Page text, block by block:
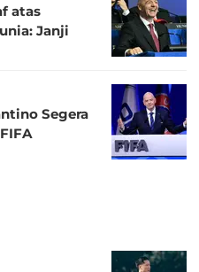
atas
Janji
Segera